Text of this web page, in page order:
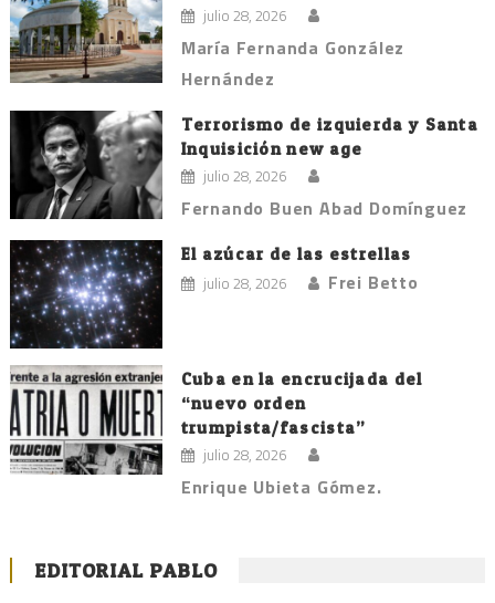
julio 28, 2026
María Fernanda González
Hernández
Terrorismo de izquierda y Santa
Inquisición new age
julio 28, 2026
Fernando Buen Abad Domínguez
El azúcar de las estrellas
julio 28, 2026 Frei Betto
Cuba en la encrucijada del
“nuevo orden
trumpista/fascista”
julio 28, 2026
Enrique Ubieta Gómez.
EDITORIAL PABLO